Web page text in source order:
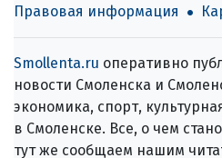
Правовая информация
Smollenta.ru оперативно
новости Смоленска и
экономика, спорт,
в Смоленске. Все, о чем
тут же сообщаем нашим